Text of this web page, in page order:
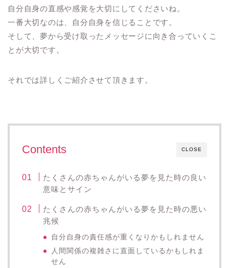
自分自身の直感や感覚を大切にしてくださいね。
一番大切なのは、自分自身を信じることです。
そして、夢から受け取ったメッセージに向き合っていくこ
とが大切です。
それでは詳しくご紹介させて頂きます。
CLOSE
Contents
たくさんの赤ちゃんがいる夢を見た時の良い
意味とサイン
たくさんの赤ちゃんがいる夢を見た時の悪い
兆候
自分自身の責任感が重くなりかもしれません
人間関係の複雑さに直面しているかもしれま
せん